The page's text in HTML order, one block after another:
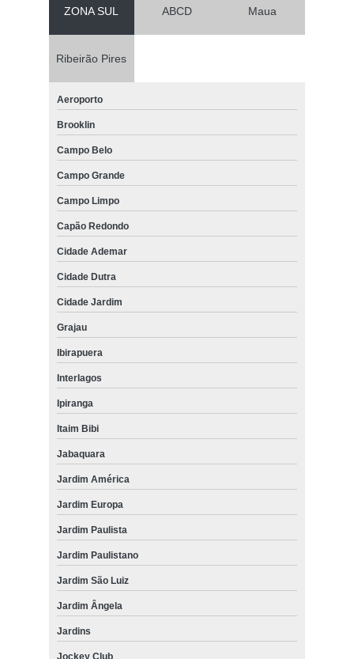
ZONA SUL ABCD Maua
Ribeirão Pires
Aeroporto
Brooklin
Campo Belo
Campo Grande
Campo Limpo
Capão Redondo
Cidade Ademar
Cidade Dutra
Cidade Jardim
Grajau
Ibirapuera
Interlagos
Ipiranga
Itaim Bibi
Jabaquara
Jardim América
Jardim Europa
Jardim Paulista
Jardim Paulistano
Jardim São Luiz
Jardim Ângela
Jardins
Jockey Club